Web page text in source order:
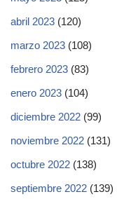
abril 2023 (120)
marzo 2023 (108)
febrero 2023 (83)
enero 2023 (104)
diciembre 2022 (99)
noviembre 2022 (131)
octubre 2022 (138)
septiembre 2022 (139)